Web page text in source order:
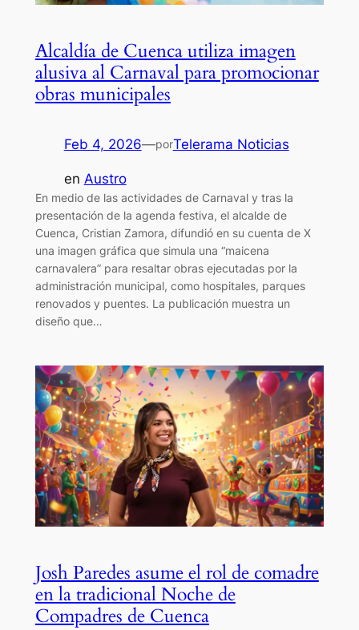
Alcaldía de Cuenca utiliza imagen
alusiva al Carnaval para promocionar
obras municipales
Feb 4, 2026—porTelerama Noticias
en Austro
En medio de las actividades de Carnaval y tras la
presentación de la agenda festiva, el alcalde de
Cuenca, Cristian Zamora, difundió en su cuenta de X
una imagen gráfica que simula una “maicena
carnavalera” para resaltar obras ejecutadas por la
administración municipal, como hospitales, parques
renovados y puentes. La publicación muestra un
diseño que…
Josh Paredes asume el rol de comadre
en la tradicional Noche de
Compadres de Cuenca